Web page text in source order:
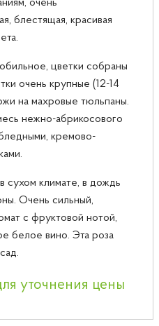
очень
блестящая, красивая
цветки собраны
очень крупные (12-14
на махровые тюльпаны.
нежно-абрикосового
кремово-
сухом климате, в дождь
Очень сильный,
с фруктовой нотой,
белое вино. Эта роза
уточнения цены